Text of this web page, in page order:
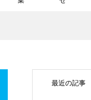
最近の記事